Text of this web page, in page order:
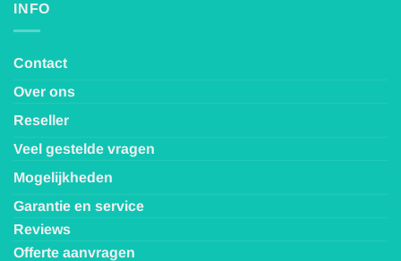
INFO
Contact
Over ons
Reseller
Veel gestelde vragen
Mogelijkheden
Garantie en service
Reviews
Offerte aanvragen